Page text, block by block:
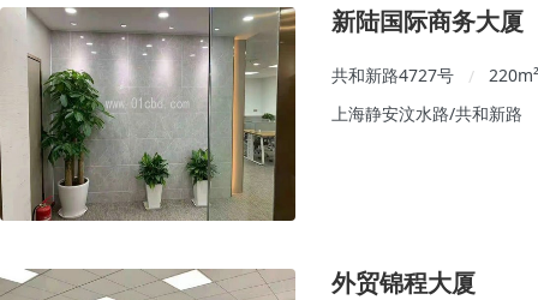
新陆国际商务大厦
共和新路4727号 / 220
上海静安汶水路/共和新路
外贸锦程大厦